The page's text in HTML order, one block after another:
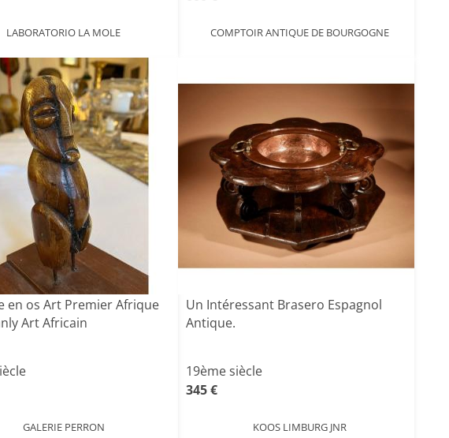
LABORATORIO LA MOLE COMPTOIR ANTIQUE DE BOURGOGNE
en os Art Premier Afrique
Art Africain
GALERIE PERRON
Un Intéressant Brasero Espagnol
Antique.
19ème siècle
345 €
KOOS LIMBURG JNR